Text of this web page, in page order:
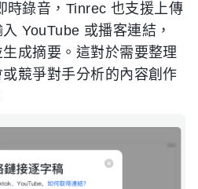
時錄音，Tinrec 也支援上傳
YouTube 或播客連結，
成摘要。這對於需要整理
競爭對手分析的內容創作